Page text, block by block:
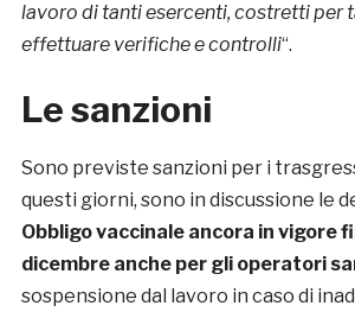
lavoro di tanti esercenti, costretti per
effettuare verifiche e controlli“.
Le sanzioni
Sono previste sanzioni per i
questi giorni, sono in discussione le
Obbligo vaccinale ancora in vigore
dicembre anche per gli operatori
sospensione dal lavoro in caso di